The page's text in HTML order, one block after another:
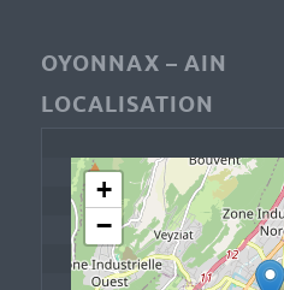
OYONNAX – AIN
LOCALISATION
+
−